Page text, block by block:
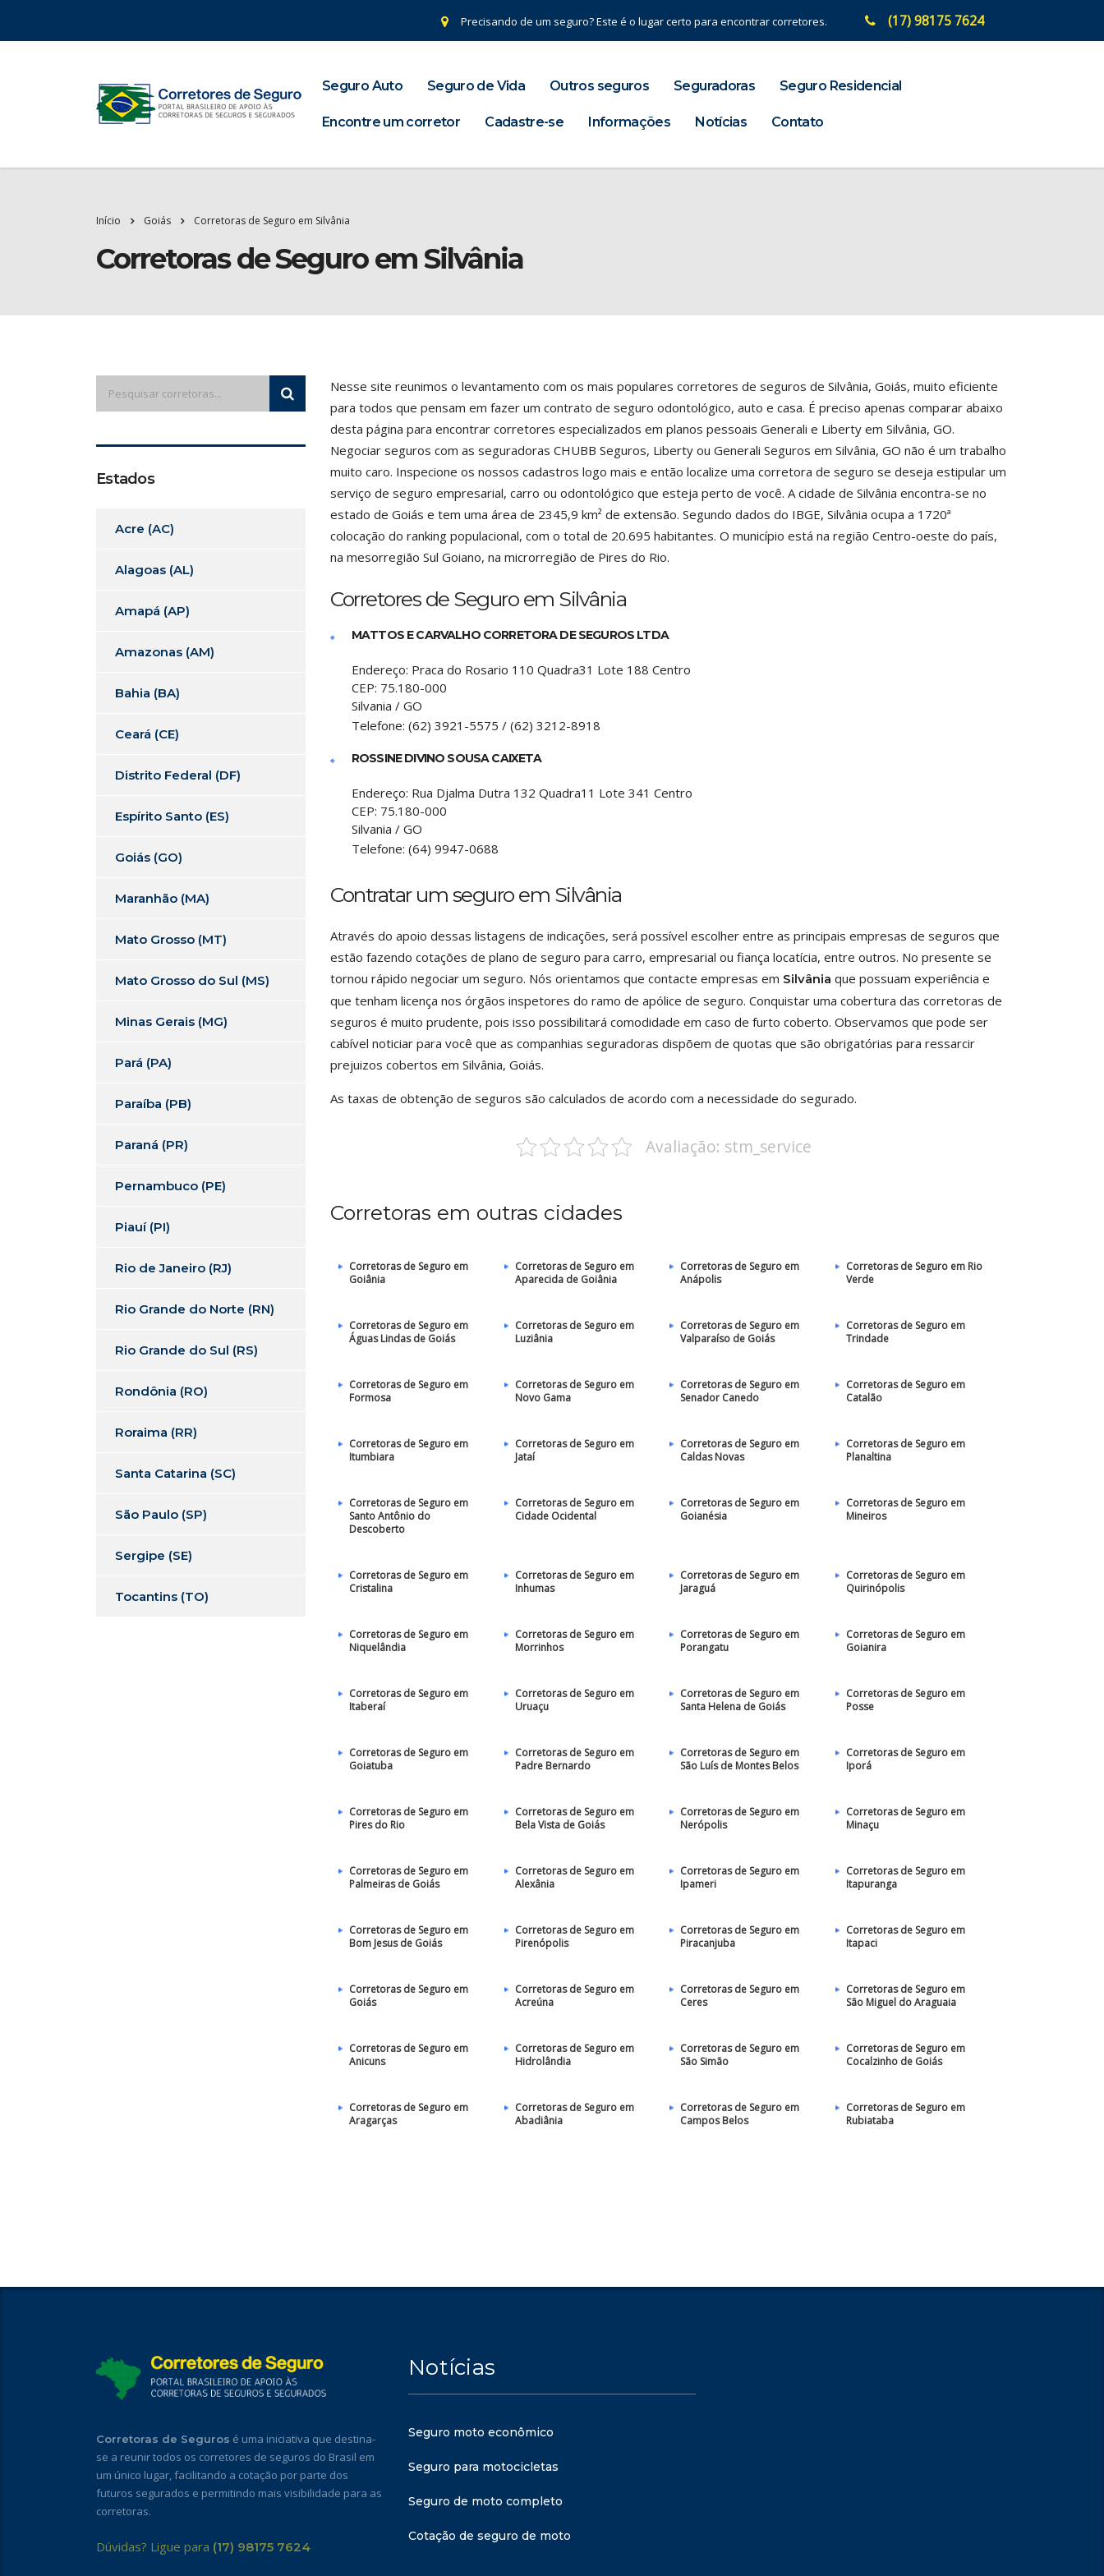
Precisando de um seguro? Este é o lugar certo para encontrar corretores. (17) 98175 7624
Seguro Auto Seguro de Vida Outros seguros Seguradoras Seguro Residencial
Encontre um corretor Cadastre-se Informações Notícias Contato
Início Goiás Corretoras de Seguro em Silvânia
Corretoras de Seguro em Silvânia
Nesse site reunimos o levantamento com os mais populares corretores de seguros de Silvânia, Goiás, muito eficiente
para todos que pensam em fazer um contrato de seguro odontológico, auto e casa. É preciso apenas comparar abaixo
desta página para encontrar corretores especializados em planos pessoais Generali e Liberty em Silvânia, GO.
Negociar seguros com as seguradoras CHUBB Seguros, Liberty ou Generali Seguros em Silvânia, GO não é um trabalho
muito caro. Inspecione os nossos cadastros logo mais e então localize uma corretora de seguro se deseja estipular um
serviço de seguro empresarial, carro ou odontológico que esteja perto de você. A cidade de Silvânia encontra-se no
estado de Goiás e tem uma área de 2345,9 km² de extensão. Segundo dados do IBGE, Silvânia ocupa a 1720ª
colocação do ranking populacional, com o total de 20.695 habitantes. O município está na região Centro-oeste do país,
na mesorregião Sul Goiano, na microrregião de Pires do Rio.
Corretores de Seguro em Silvânia
MATTOS E CARVALHO CORRETORA DE SEGUROS LTDA
Endereço: Praca do Rosario 110 Quadra31 Lote 188 Centro
CEP: 75.180-000
Silvania / GO
Telefone: (62) 3921-5575 / (62) 3212-8918
ROSSINE DIVINO SOUSA CAIXETA
Endereço: Rua Djalma Dutra 132 Quadra11 Lote 341 Centro
CEP: 75.180-000
Silvania / GO
Telefone: (64) 9947-0688
Contratar um seguro em Silvânia
Através do apoio dessas listagens de indicações, será possível escolher entre as principais empresas de seguros que
estão fazendo cotações de plano de seguro para carro, empresarial ou fiança locatícia, entre outros. No presente se
tornou rápido negociar um seguro. Nós orientamos que contacte empresas em Silvânia que possuam experiência e
que tenham licença nos órgãos inspetores do ramo de apólice de seguro. Conquistar uma cobertura das corretoras de
seguros é muito prudente, pois isso possibilitará comodidade em caso de furto coberto. Observamos que pode ser
cabível noticiar para você que as companhias seguradoras dispõem de quotas que são obrigatórias para ressarcir
prejuizos cobertos em Silvânia, Goiás.
As taxas de obtenção de seguros são calculados de acordo com a necessidade do segurado.
Avaliação: stm_service
Corretoras em outras cidades
Corretoras de Seguro em
Goiânia
Corretoras de Seguro em
Aparecida de Goiânia
Corretoras de Seguro em
Anápolis
Corretoras de Seguro em Rio
Verde
Corretoras de Seguro em
Águas Lindas de Goiás
Corretoras de Seguro em
Luziânia
Corretoras de Seguro em
Valparaíso de Goiás
Corretoras de Seguro em
Trindade
Corretoras de Seguro em
Formosa
Corretoras de Seguro em
Novo Gama
Corretoras de Seguro em
Senador Canedo
Corretoras de Seguro em
Catalão
Corretoras de Seguro em
Itumbiara
Corretoras de Seguro em
Jataí
Corretoras de Seguro em
Caldas Novas
Corretoras de Seguro em
Planaltina
Corretoras de Seguro em
Santo Antônio do
Descoberto
Corretoras de Seguro em
Cidade Ocidental
Corretoras de Seguro em
Goianésia
Corretoras de Seguro em
Mineiros
Corretoras de Seguro em
Cristalina
Corretoras de Seguro em
Inhumas
Corretoras de Seguro em
Jaraguá
Corretoras de Seguro em
Quirinópolis
Corretoras de Seguro em
Niquelândia
Corretoras de Seguro em
Morrinhos
Corretoras de Seguro em
Porangatu
Corretoras de Seguro em
Goianira
Corretoras de Seguro em
Itaberaí
Corretoras de Seguro em
Uruaçu
Corretoras de Seguro em
Santa Helena de Goiás
Corretoras de Seguro em
Posse
Corretoras de Seguro em
Goiatuba
Corretoras de Seguro em
Padre Bernardo
Corretoras de Seguro em
São Luís de Montes Belos
Corretoras de Seguro em
Iporá
Corretoras de Seguro em
Pires do Rio
Corretoras de Seguro em
Bela Vista de Goiás
Corretoras de Seguro em
Nerópolis
Corretoras de Seguro em
Minaçu
Corretoras de Seguro em
Palmeiras de Goiás
Corretoras de Seguro em
Alexânia
Corretoras de Seguro em
Ipameri
Corretoras de Seguro em
Itapuranga
Corretoras de Seguro em
Bom Jesus de Goiás
Corretoras de Seguro em
Pirenópolis
Corretoras de Seguro em
Piracanjuba
Corretoras de Seguro em
Itapaci
Corretoras de Seguro em
Goiás
Corretoras de Seguro em
Acreúna
Corretoras de Seguro em
Ceres
Corretoras de Seguro em
São Miguel do Araguaia
Corretoras de Seguro em
Anicuns
Corretoras de Seguro em
Hidrolândia
Corretoras de Seguro em
São Simão
Corretoras de Seguro em
Cocalzinho de Goiás
Corretoras de Seguro em
Aragarças
Corretoras de Seguro em
Abadiânia
Corretoras de Seguro em
Campos Belos
Corretoras de Seguro em
Rubiataba
Estados
Acre (AC)
Alagoas (AL)
Amapá (AP)
Amazonas (AM)
Bahia (BA)
Ceará (CE)
Distrito Federal (DF)
Espírito Santo (ES)
Goiás (GO)
Maranhão (MA)
Mato Grosso (MT)
Mato Grosso do Sul (MS)
Minas Gerais (MG)
Pará (PA)
Paraíba (PB)
Paraná (PR)
Pernambuco (PE)
Piauí (PI)
Rio de Janeiro (RJ)
Rio Grande do Norte (RN)
Rio Grande do Sul (RS)
Rondônia (RO)
Roraima (RR)
Santa Catarina (SC)
São Paulo (SP)
Sergipe (SE)
Tocantins (TO)
Corretoras de Seguros é uma iniciativa que destina-
se a reunir todos os corretores de seguros do Brasil em
um único lugar, facilitando a cotação por parte dos
futuros segurados e permitindo mais visibilidade para as
corretoras.
Dúvidas? Ligue para (17) 98175 7624
Notícias
Seguro moto econômico
Seguro para motocicletas
Seguro de moto completo
Cotação de seguro de moto